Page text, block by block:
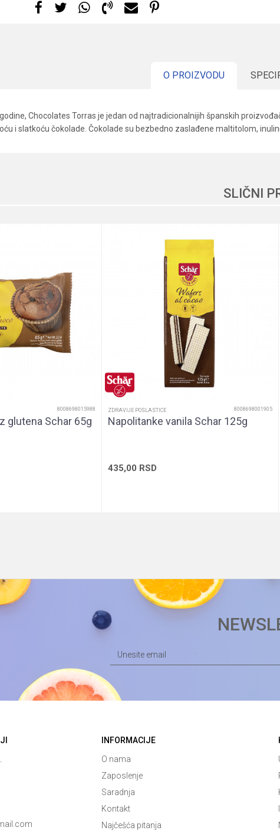
O PROIZVODU
Chocolates Torras je jedan od najtradicionalnijih španskih
i slatkoću čokolade. Čokolade su bezbedno zaslađene maltitolom,
Torras
SLIČNI
8008698015988
glutena Schar 65g
ZDRAVIJE POSLASTICE 8008698001905
Napolitanke vanila Schar 125g
435,00 RSD
INFORMACIJE
O nama
Zaposlenje
Saradnja
Kontakt
Najčešća pitanja